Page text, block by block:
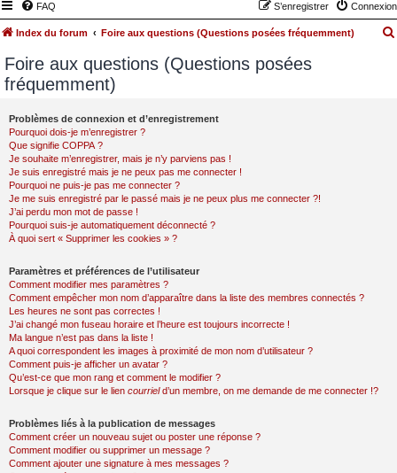
FAQ Connexion
S’enregistrer
Index du forum Foire aux questions (Questions posées fréquemment)
Foire aux questions (Questions posées
fréquemment)
Problèmes de connexion et d’enregistrement
Pourquoi dois-je m’enregistrer ?
Que signifie COPPA ?
Je souhaite m’enregistrer, mais je n’y parviens pas !
Je suis enregistré mais je ne peux pas me connecter !
Pourquoi ne puis-je pas me connecter ?
Je me suis enregistré par le passé mais je ne peux plus me connecter ?!
J’ai perdu mon mot de passe !
Pourquoi suis-je automatiquement déconnecté ?
À quoi sert « Supprimer les cookies » ?
Paramètres et préférences de l’utilisateur
Comment modifier mes paramètres ?
Comment empêcher mon nom d’apparaître dans la liste des membres connectés ?
Les heures ne sont pas correctes !
J’ai changé mon fuseau horaire et l’heure est toujours incorrecte !
Ma langue n’est pas dans la liste !
A quoi correspondent les images à proximité de mon nom d’utilisateur ?
Comment puis-je afficher un avatar ?
Qu’est-ce que mon rang et comment le modifier ?
Lorsque je clique sur le lien courrield’un membre, on me demande de me connecter !?
Problèmes liés à la publication de messages
Comment créer un nouveau sujet ou poster une réponse ?
Comment modifier ou supprimer un message ?
Comment ajouter une signature à mes messages ?